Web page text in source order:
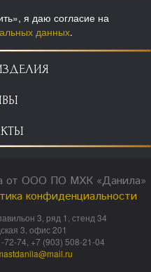
я даю согласие на
данных.
от ООО ПО МХК «Данила»
конфиденциальности
3, ряд 1, стенд 34
3, офис 201
72-74, +7 (903) 508-21-04